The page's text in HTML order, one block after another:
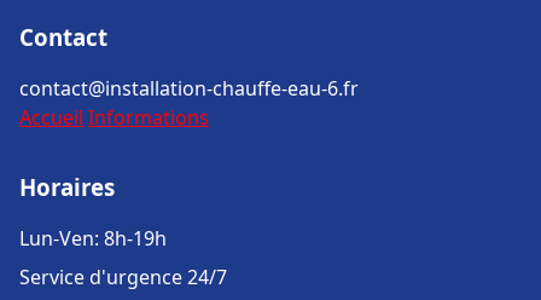
Contact
contact@installation-chauffe-eau-6.fr
Accueil Informations
Horaires
Lun-Ven: 8h-19h
Service d'urgence 24/7